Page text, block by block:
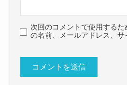
次回のコメントで使用する
の名前、メールアドレス、サ